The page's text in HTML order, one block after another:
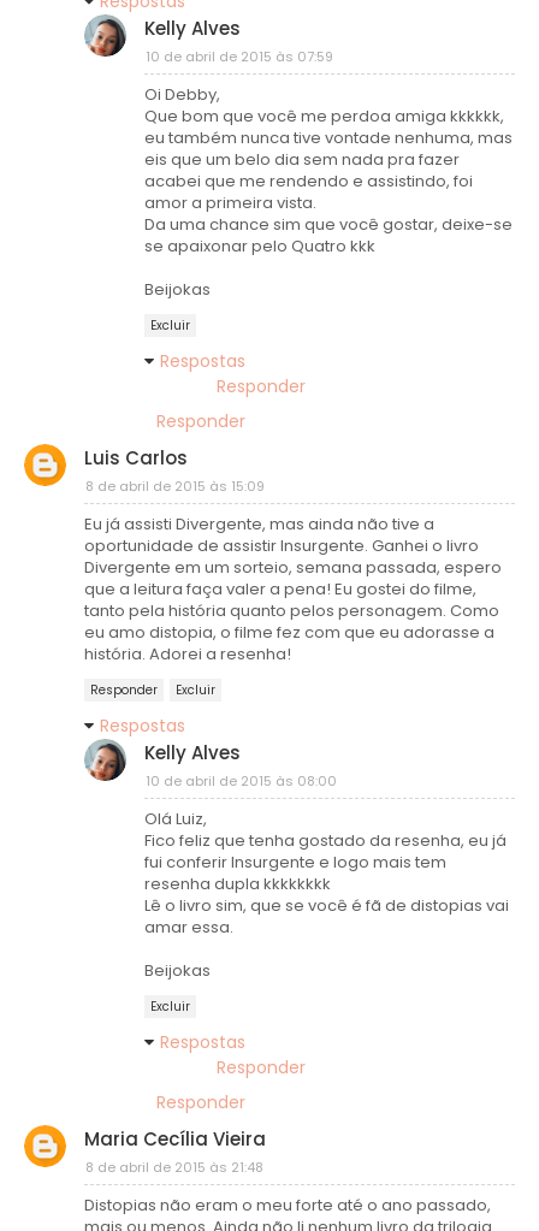
Kelly Alves
10 de abril de 2015 às 07:59
Oi Debby,
Que bom que você me perdoa amiga kkkkkk,
eu também nunca tive vontade nenhuma, mas
eis que um belo dia sem nada pra fazer
acabei que me rendendo e assistindo, foi
amor a primeira vista.
Da uma chance sim que você gostar, deixe-se
se apaixonar pelo Quatro kkk
Beijokas
Excluir
Respostas
Responder
Responder
Luis Carlos
8 de abril de 2015 às 15:09
Eu já assisti Divergente, mas ainda não tive a
oportunidade de assistir Insurgente. Ganhei o livro
Divergente em um sorteio, semana passada, espero
que a leitura faça valer a pena! Eu gostei do filme,
tanto pela história quanto pelos personagem. Como
eu amo distopia, o filme fez com que eu adorasse a
história. Adorei a resenha!
Responder Excluir
Respostas
Kelly Alves
10 de abril de 2015 às 08:00
Olá Luiz,
Fico feliz que tenha gostado da resenha, eu já
fui conferir Insurgente e logo mais tem
resenha dupla kkkkkkkk
Lê o livro sim, que se você é fã de distopias vai
amar essa.
Beijokas
Excluir
Respostas
Responder
Responder
Maria Cecília Vieira
8 de abril de 2015 às 21:48
Distopias não eram o meu forte até o ano passado,